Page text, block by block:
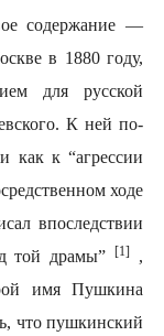
содержание —
в 1880 году,
для русской
К ней по-
как к “агрессии
ходе
впоследствии
той драмы”[1]
,
имя Пушкина
что пушкинский